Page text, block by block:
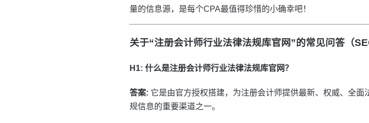
量的信息源，是每个CPA最值得珍惜的小确幸吧！
关于“注册会计师行业法律法规库官网”的常见问答（
H1: 什么是注册会计师行业法律法规库官网？
答案: 它是由官方授权搭建，为注册会计师提供最新、权威、全
规信息的重要渠道之一。